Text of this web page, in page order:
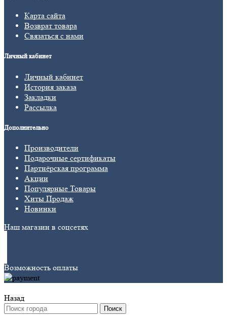
Карта сайта
Возврат товара
Связаться с нами
Личный кабинет
Личный кабинет
История заказа
Закладки
Рассылка
Дополнительно
Производители
Подарочные сертификаты
Партнёрская программа
Акции
Популярные Товары
Хиты Продаж
Новинки
Наш магазин в соцсетях
Возможность оплаты
Назад
Поиск